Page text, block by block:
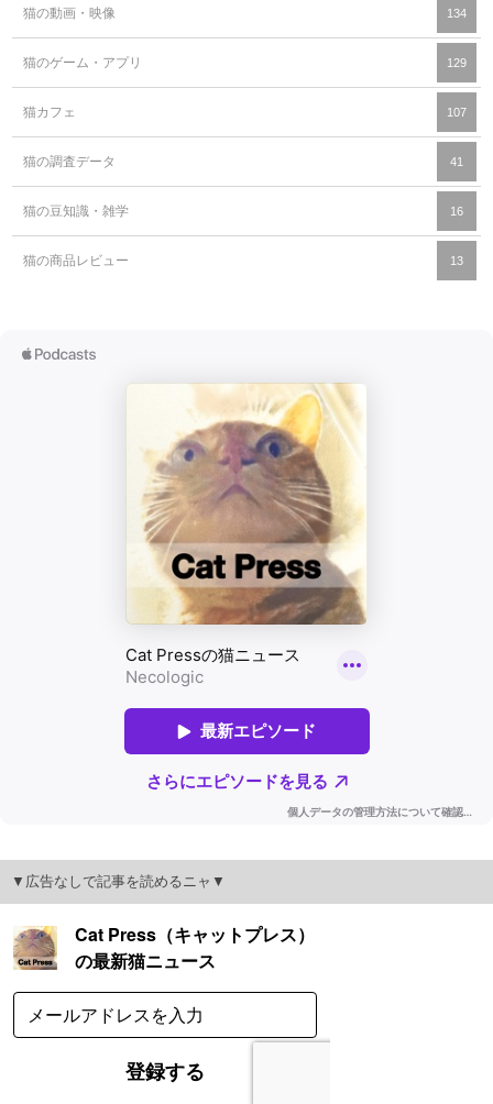
猫の動画・映像 134
猫のゲーム・アプリ 129
猫カフェ 107
猫の調査データ 41
猫の豆知識・雑学 16
猫の商品レビュー 13
▼広告なしで記事を読めるニャ▼